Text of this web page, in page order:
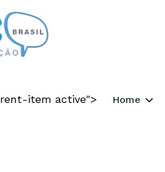
item active"> Home